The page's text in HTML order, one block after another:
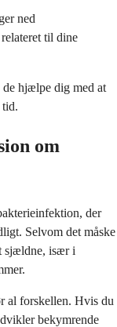
ned
til dine
hjælpe dig med at
tid.
om
der
Selvom det måske
sjældne, især i
al forskellen. Hvis du
bekymrende